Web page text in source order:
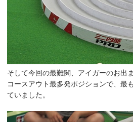
そして今回の最難関、アイガーのお出ま
コースアウト最多発ポジションで、最
ていました。